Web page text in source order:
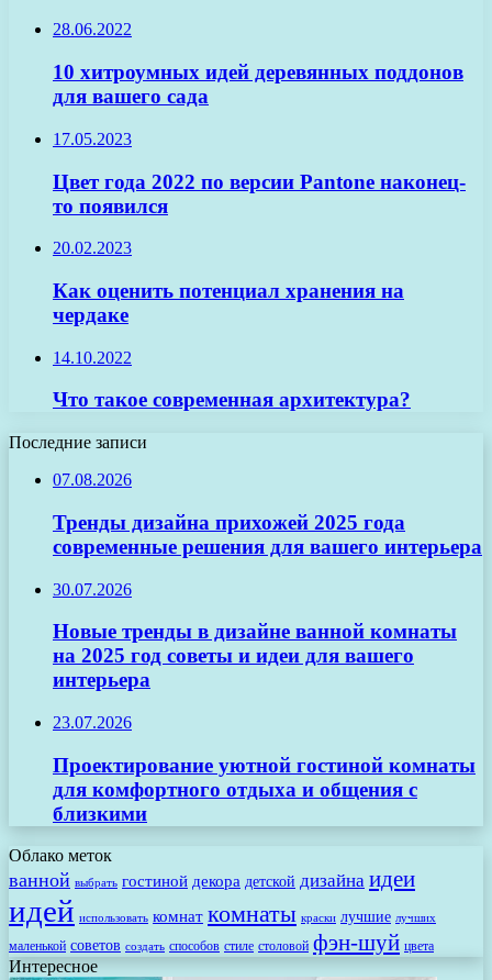
28.06.2022
10 хитроумных идей деревянных поддонов
для вашего сада
17.05.2023
Цвет года 2022 по версии Pantone наконец-
то появился
20.02.2023
Как оценить потенциал хранения на
чердаке
14.10.2022
Что такое современная архитектура?
Последние записи
07.08.2026
Тренды дизайна прихожей 2025 года
современные решения для вашего интерьера
30.07.2026
Новые тренды в дизайне ванной комнаты
на 2025 год советы и идеи для вашего
интерьера
23.07.2026
Проектирование уютной гостиной комнаты
для комфортного отдыха и общения с
близкими
Облако меток
ванной выбрать гостиной декора детской дизайна идеи
идей использовать комнат комнаты краски лучшие лучших
маленькой советов создать способов стиле столовой фэн-шуй цвета
Интересное